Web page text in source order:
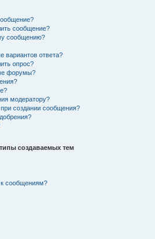
сообщение?
сообщению?
вариантов ответа?
опрос?
форумы?
модератору?
создании сообщения?
создаваемых тем
к сообщениям?